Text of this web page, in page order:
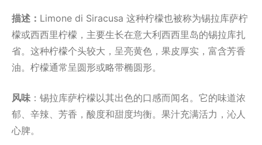
描述： Limone di Siracusa 这种柠檬也被称为锡拉库萨柠
檬或西西里柠檬，主要生长在意大利西西里岛的锡拉库扎
省。这种柠檬个头较大，呈亮黄色，果皮厚实，富含芳香
油。柠檬通常呈圆形或略带椭圆形。
风味 ：锡拉库萨柠檬以其出色的口感而闻名。它的味道浓
郁、辛辣、芳香，酸度和甜度均衡。果汁充满活力，沁人
心脾。